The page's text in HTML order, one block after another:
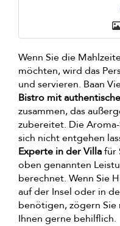
Wenn Sie die
möchten, wird das
und servieren. Baan
Bistro mit
zusammen, das
zubereitet. Die
sich nicht entgehen
Experte in der Villafür
oben genannten
berechnet. Wenn Sie
auf der Insel oder in
benötigen, zögern Sie
Ihnen gerne behilflich.